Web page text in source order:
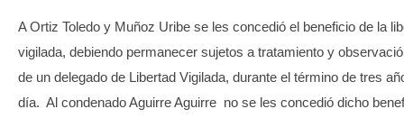
A Ortiz Toledo y Muñoz Uribe se les concedió el beneficio de la
vigilada, debiendo permanecer sujetos a tratamiento y
de un delegado de Libertad Vigilada, durante el término de tres
día. Al condenado Aguirre Aguirre no se les concedió dicho